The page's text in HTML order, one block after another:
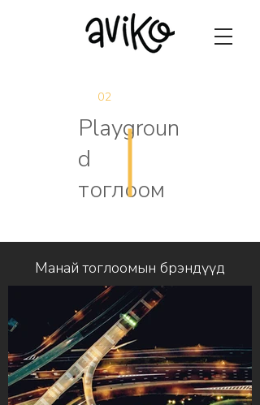
02
Playgroun
d
тоглоом
Манай тоглоомын брэндүүд